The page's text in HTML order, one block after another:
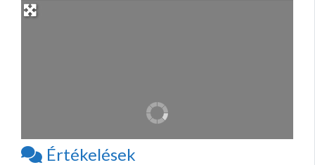
Értékelések